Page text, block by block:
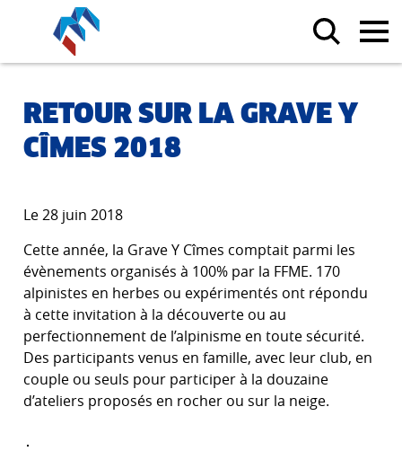
RETOUR SUR LA GRAVE Y
CÎMES 2018
Le 28 juin 2018
Cette année, la Grave Y Cîmes comptait parmi les
évènements organisés à 100% par la FFME. 170
alpinistes en herbes ou expérimentés ont répondu
à cette invitation à la découverte ou au
perfectionnement de l’alpinisme en toute sécurité.
Des participants venus en famille, avec leur club, en
couple ou seuls pour participer à la douzaine
d’ateliers proposés en rocher ou sur la neige.